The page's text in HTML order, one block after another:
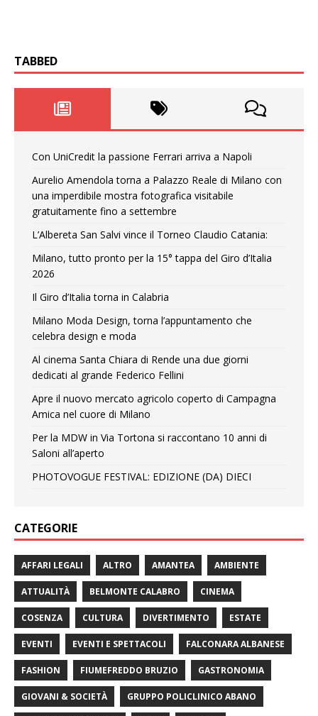
TABBED
Con UniCredit la passione Ferrari arriva a Napoli
Aurelio Amendola torna a Palazzo Reale di Milano con
una imperdibile mostra fotografica visitabile
gratuitamente fino a settembre
L’Albereta San Salvi vince il Torneo Claudio Catania:
Milano, tutto pronto per la 15° tappa del Giro d’Italia
2026
Il Giro d’Italia torna in Calabria
Milano Moda Design, torna l’appuntamento che
celebra design e moda
Al cinema Santa Chiara di Rende una due giorni
dedicati al grande Federico Fellini
Apre il nuovo mercato agricolo coperto di Campagna
Amica nel cuore di Milano
Per la MDW in Via Tortona si raccontano 10 anni di
Saloni all’aperto
PHOTOVOGUE FESTIVAL: EDIZIONE (DA) DIECI
CATEGORIE
AFFARI LEGALI ALTRO AMANTEA AMBIENTE
ATTUALITÀ BELMONTE CALABRO CINEMA
COSENZA CULTURA DIVERTIMENTO ESTATE
EVENTI EVENTI E SPETTACOLI FALCONARA ALBANESE
FASHION FIUMEFREDDO BRUZIO GASTRONOMIA
GIOVANI & SOCIETÀ GRUPPO POLICLINICO ABANO